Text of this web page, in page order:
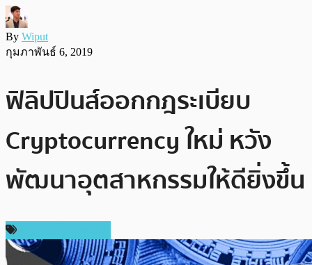
By Wiput
กุมภาพันธ์ 6, 2019
ฟิลิปปินส์ออกกฎระเบียบ
Cryptocurrency ใหม่ หวัง
พัฒนาอุตสาหกรรมให้ดียิ่งขึ้น